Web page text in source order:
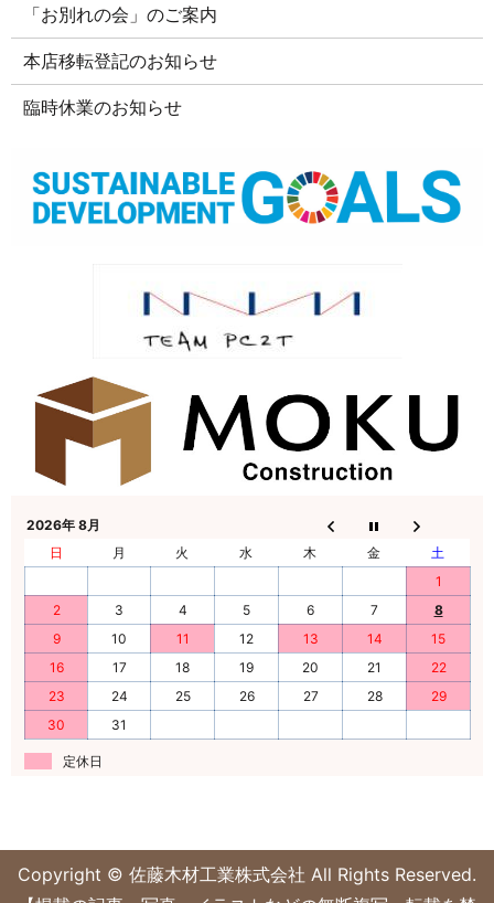
「お別れの会」のご案内
本店移転登記のお知らせ
臨時休業のお知らせ
2026年 8月
日
月 火 水 木 金
土
1
2
3 4 5 6 7
8
9
10 11 12 13 14
15
16
17 18 19 20 21
22
23
24 25 26 27 28
29
30
31
定休日
Copyright © 佐藤木材工業株式会社 All Rights Reserved.